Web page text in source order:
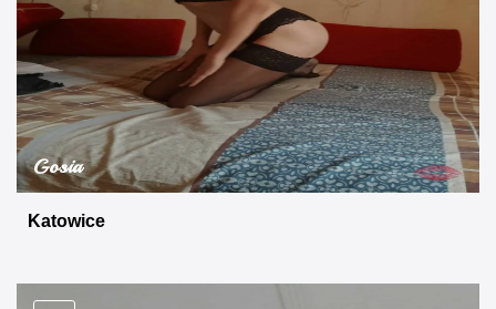
Gosia
Katowice